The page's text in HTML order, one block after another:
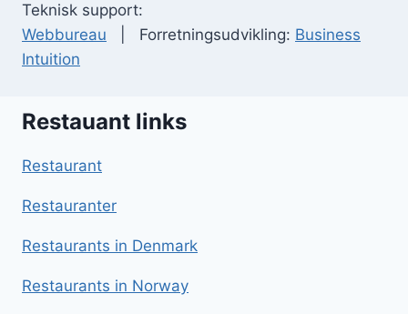
Teknisk support:
Webbureau | Forretningsudvikling: Business
Intuition
Restauant links
Restaurant
Restauranter
Restaurants in Denmark
Restaurants in Norway